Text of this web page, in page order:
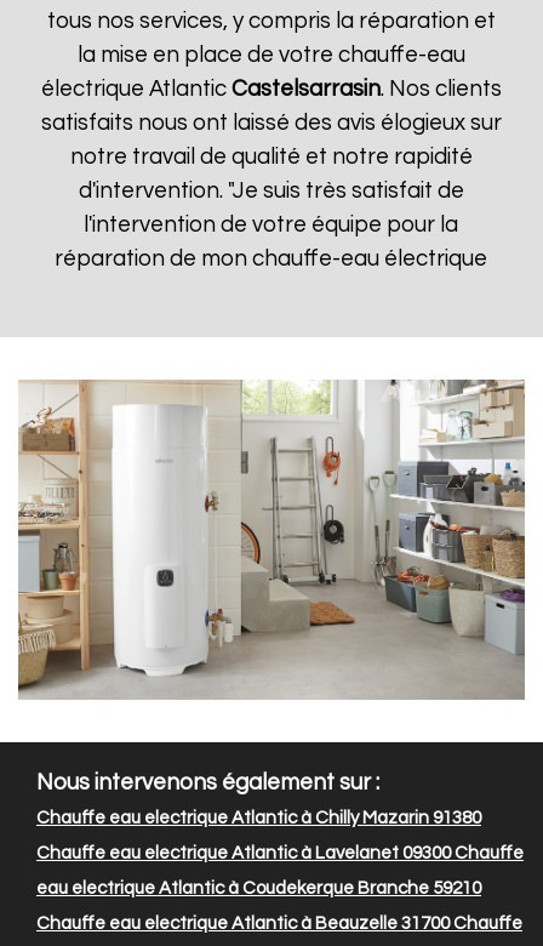
tous nos services, y compris la réparation et
la mise en place de votre chauffe-eau
électrique Atlantic Castelsarrasin. Nos clients
satisfaits nous ont laissé des avis élogieux sur
notre travail de qualité et notre rapidité
d'intervention. "Je suis très satisfait de
l'intervention de votre équipe pour la
réparation de mon chauffe-eau électrique
Nous intervenons également sur :
Chauffe eau electrique Atlantic à Chilly Mazarin 91380
Chauffe eau electrique Atlantic à Lavelanet 09300Chauffe
eau electrique Atlantic à Coudekerque Branche 59210
Chauffe eau electrique Atlantic à Beauzelle 31700Chauffe